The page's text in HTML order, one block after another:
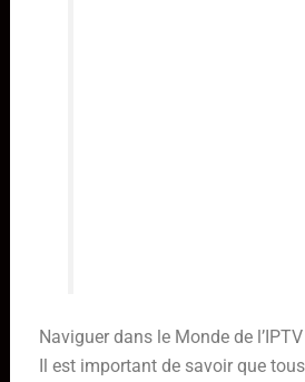
Naviguer dans le Monde de
Il est important de savoir que